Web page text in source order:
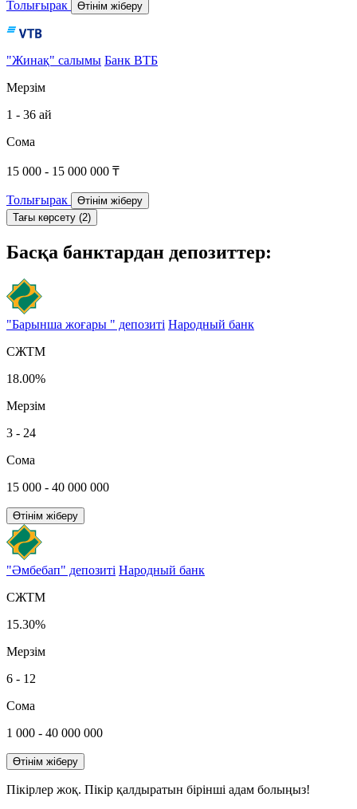
Толығырак Өтінім жіберу
"Жинақ" салымы Банк ВТБ
Мерзім
1 - 36 ай
Сома
15 000 - 15 000 000 ₸
Толығырак
Өтінім жіберу
Тағы көрсету (2)
Басқа банктардан депозиттер:
"Барынша жоғары " депозиті Народный банк
СЖТМ
18.00%
Мерзім
3 - 24
Сома
15 000 - 40 000 000
Өтінім жіберу
"Әмбебап" депозиті Народный банк
СЖТМ
15.30%
Мерзім
6 - 12
Сома
1 000 - 40 000 000
Өтінім жіберу
Пікірлер жоқ. Пікір қалдыратын бірінші адам болыңыз!